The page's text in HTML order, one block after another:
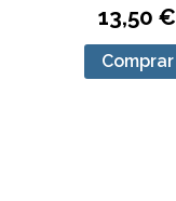
13,50 €
Comprar